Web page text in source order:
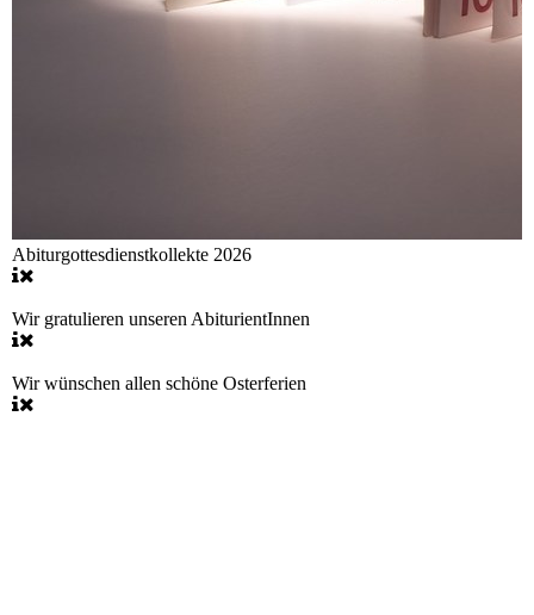
Abiturgottesdienstkollekte 2026
Wir gratulieren unseren AbiturientInnen
Wir wünschen allen schöne Osterferien